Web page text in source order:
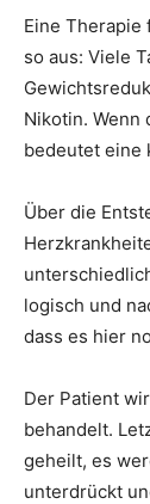
Eine
so aus: Viele
Nikotin. Wenn
bedeutet eine
Über die
logisch und
dass es hier
Der Patient
behandelt.
geheilt, es
unterdrückt